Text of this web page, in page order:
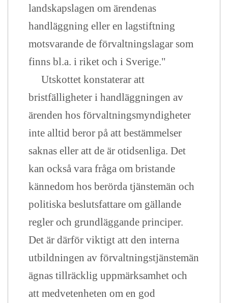
landskapslagen om ärendenas
handläggning eller en lagstiftning
motsvarande de förvaltningslagar som
finns bl.a. i riket och i Sverige."
Utskottet konstaterar att
bristfälligheter i handläggningen av
ärenden hos förvaltningsmyndigheter
inte alltid beror på att bestämmelser
saknas eller att de är otidsenliga. Det
kan också vara fråga om bristande
kännedom hos berörda tjänstemän och
politiska beslutsfattare om gällande
regler och grundläggande principer.
Det är därför viktigt att den interna
utbildningen av förvaltningstjänstemän
ägnas tillräcklig uppmärksamhet och
att medvetenheten om en god